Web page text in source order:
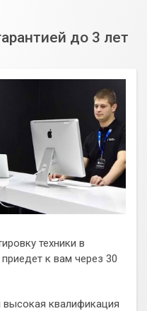
до 3 лет
техники в
к вам через 30
квалификация